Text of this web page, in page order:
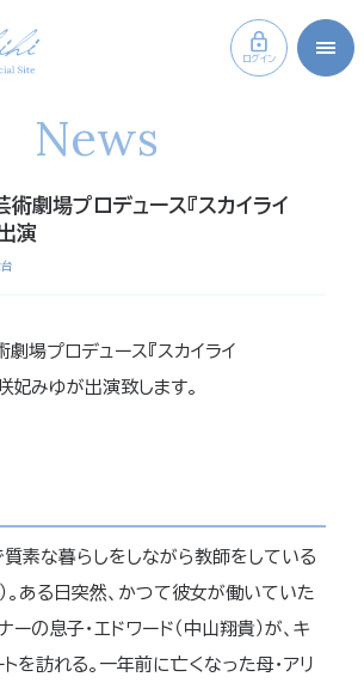
ログイン
News
劇場プロデュース『スカイライ
演
場プロデュース『スカイライ
みゆが出演致します。
質素な暮らしをしながら教師をしている
。ある日突然、かつて彼女が働いていた
ーの息子・エドワード（中山翔貴）が、キ
を訪れる。一年前に亡くなった母・アリ